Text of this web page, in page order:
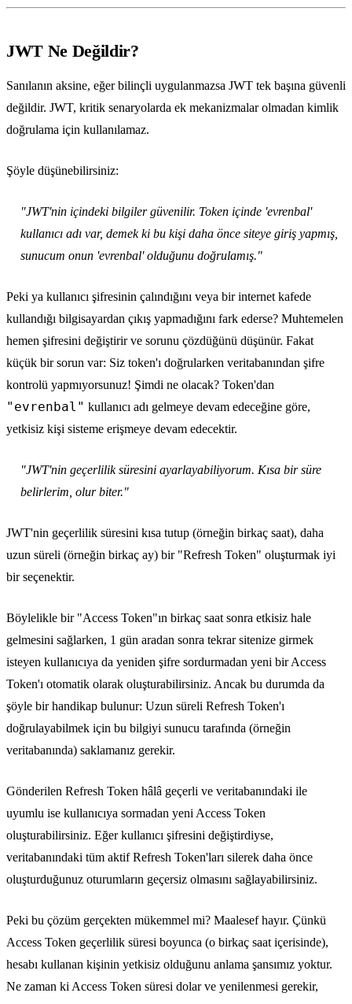
JWT Ne Değildir?
Sanılanın aksine, eğer bilinçli uygulanmazsa JWT tek başına güvenli
değildir. JWT, kritik senaryolarda ek mekanizmalar olmadan kimlik
doğrulama için kullanılamaz.
Şöyle düşünebilirsiniz:
"JWT'nin içindeki bilgiler güvenilir. Token içinde 'evrenbal'
kullanıcı adı var, demek ki bu kişi daha önce siteye giriş yapmış,
sunucum onun 'evrenbal' olduğunu doğrulamış."
Peki ya kullanıcı şifresinin çalındığını veya bir internet kafede
kullandığı bilgisayardan çıkış yapmadığını fark ederse? Muhtemelen
hemen şifresini değiştirir ve sorunu çözdüğünü düşünür. Fakat
küçük bir sorun var: Siz token'ı doğrularken veritabanından şifre
kontrolü yapmıyorsunuz! Şimdi ne olacak? Token'dan
"evrenbal" kullanıcı adı gelmeye devam edeceğine göre,
yetkisiz kişi sisteme erişmeye devam edecektir.
"JWT'nin geçerlilik süresini ayarlayabiliyorum. Kısa bir süre
belirlerim, olur biter."
JWT'nin geçerlilik süresini kısa tutup (örneğin birkaç saat), daha
uzun süreli (örneğin birkaç ay) bir "Refresh Token" oluşturmak iyi
bir seçenektir.
Böylelikle bir "Access Token"ın birkaç saat sonra etkisiz hale
gelmesini sağlarken, 1 gün aradan sonra tekrar sitenize girmek
isteyen kullanıcıya da yeniden şifre sordurmadan yeni bir Access
Token'ı otomatik olarak oluşturabilirsiniz. Ancak bu durumda da
şöyle bir handikap bulunur: Uzun süreli Refresh Token'ı
doğrulayabilmek için bu bilgiyi sunucu tarafında (örneğin
veritabanında) saklamanız gerekir.
Gönderilen Refresh Token hâlâ geçerli ve veritabanındaki ile
uyumlu ise kullanıcıya sormadan yeni Access Token
oluşturabilirsiniz. Eğer kullanıcı şifresini değiştirdiyse,
veritabanındaki tüm aktif Refresh Token'ları silerek daha önce
oluşturduğunuz oturumların geçersiz olmasını sağlayabilirsiniz.
Peki bu çözüm gerçekten mükemmel mi? Maalesef hayır. Çünkü
Access Token geçerlilik süresi boyunca (o birkaç saat içerisinde),
hesabı kullanan kişinin yetkisiz olduğunu anlama şansımız yoktur.
Ne zaman ki Access Token süresi dolar ve yenilenmesi gerekir,